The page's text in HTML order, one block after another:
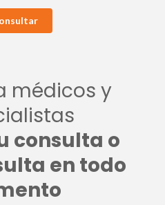
médicos y
consulta o
en todo